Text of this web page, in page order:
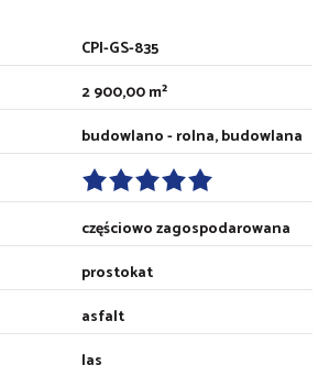
CPI-GS-835
2 900,00 m²
budowlano - rolna, budowlana
częściowo zagospodarowana
prostokat
asfalt
las